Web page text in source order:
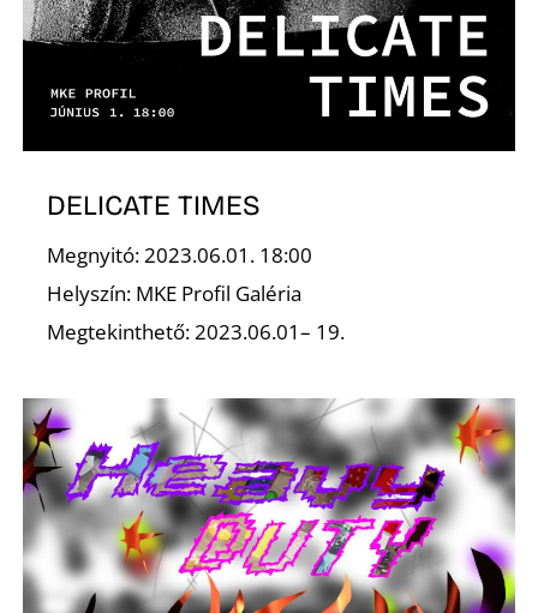
DELICATE TIMES
Megnyitó: 2023.06.01. 18:00
Helyszín: MKE Profil Galéria
Megtekinthető: 2023.06.01– 19.